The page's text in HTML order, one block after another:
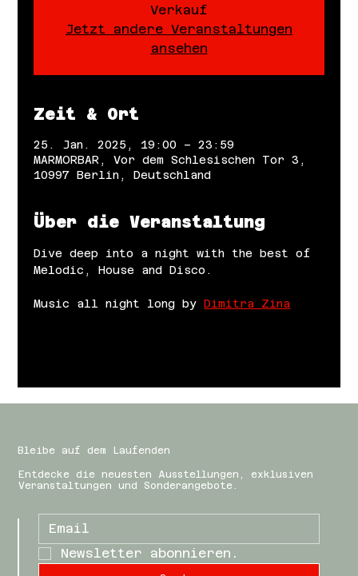
Verkauf
Jetzt andere Veranstaltungen
ansehen
Zeit & Ort
25. Jan. 2025, 19:00 – 23:59
MARMORBAR, Vor dem Schlesischen Tor 3,
10997 Berlin, Deutschland
Über die Veranstaltung
Dive deep into a night with the best of
Melodic, House and Disco.
Music all night long by Dimitra Zina
Bleibe auf dem Laufenden
Entdecke die neuesten Ausstellungen, exklusiven
Veranstaltungen und Sonderangebote.
Newsletter abonnieren.